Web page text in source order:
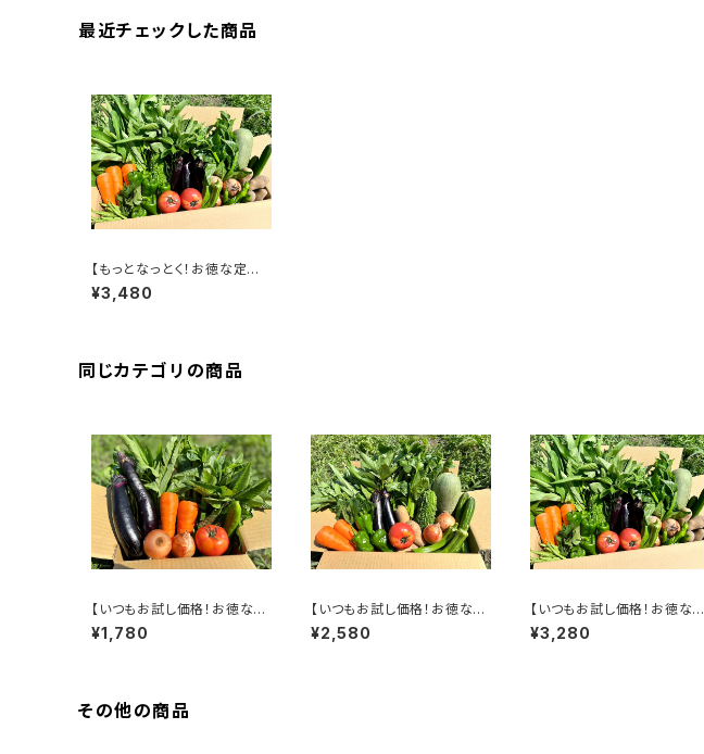
最近チェックした商品
【もっとなっとく！お徳な定期
便＜隔週＞】季節の野菜詰合
せ LARGE（15～18袋）
¥3,480
同じカテゴリの商品
【いつもお試し価格！お徳な定
期便＜毎週＞】季節の野菜詰
合せ SMALL（7～9袋）
¥1,780
【いつもお試し価格！お徳な定
期便＜毎週＞】季節の野菜詰
合せ REGULAR（10～13袋）
¥2,580
【いつもお試し価格！お徳な定
期便＜毎週＞】季節の野菜詰
合せ LARGE（15～18袋）
¥3,280
その他の商品